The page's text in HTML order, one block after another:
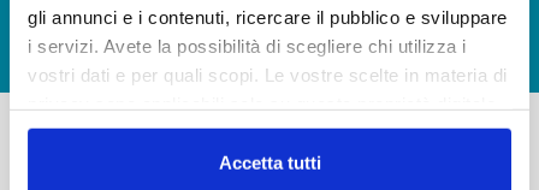
gli annunci e i contenuti, ricercare il pubblico e sviluppare
i servizi. Avete la possibilità di scegliere chi utilizza i
vostri dati e per quali scopi. Le vostre scelte in materia di
in cui avete effettuato le vostre scelte. È possibile
modificare o revocare il proprio consenso in qualsiasi
Accetta tutti
GIUDICA IL SERVIZIO
LAVORA CON NOI
-